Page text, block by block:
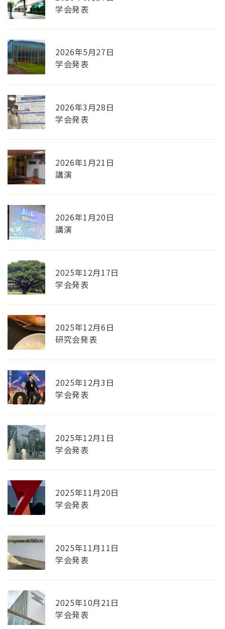
学会発表
2026年5月27日
学会発表
2026年3月28日
学会発表
2026年1月21日
講演
2026年1月20日
講演
2025年12月17日
学会発表
2025年12月6日
研究会発表
2025年12月3日
学会発表
2025年12月1日
学会発表
2025年11月20日
学会発表
2025年11月11日
学会発表
2025年10月21日
学会発表